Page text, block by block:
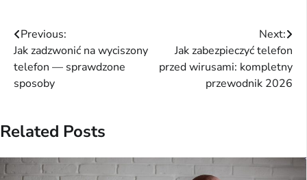
Nawigacja
wpisu
Previous:
Jak zadzwonić na wyciszony
telefon — sprawdzone
sposoby
Next:
Jak zabezpieczyć telefon
przed wirusami: kompletny
przewodnik 2026
Related Posts